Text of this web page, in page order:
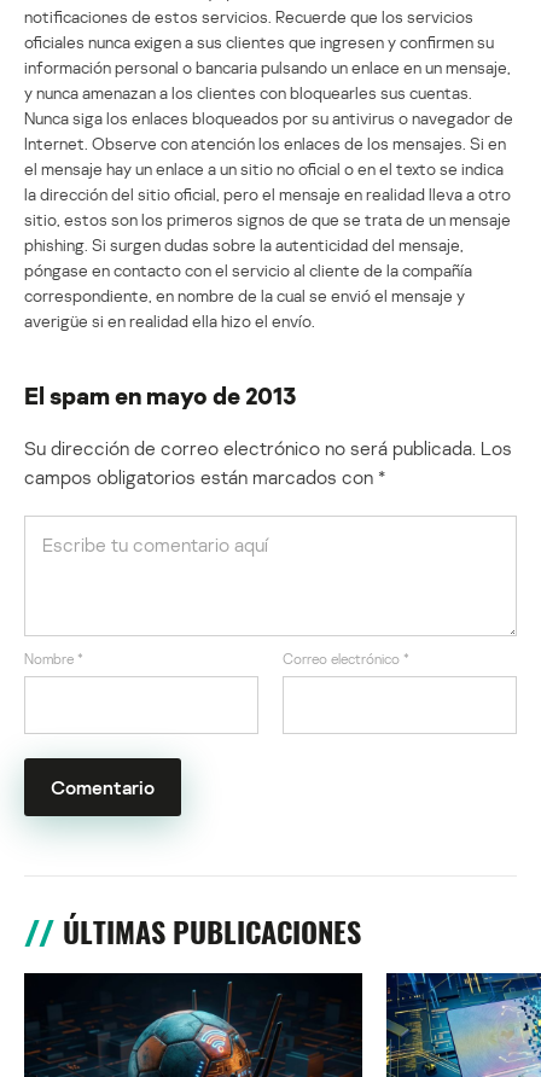
notificaciones de estos servicios. Recuerde que los servicios
oficiales nunca exigen a sus clientes que ingresen y confirmen su
información personal o bancaria pulsando un enlace en un mensaje,
y nunca amenazan a los clientes con bloquearles sus cuentas.
Nunca siga los enlaces bloqueados por su antivirus o navegador de
Internet. Observe con atención los enlaces de los mensajes. Si en
el mensaje hay un enlace a un sitio no oficial o en el texto se indica
la dirección del sitio oficial, pero el mensaje en realidad lleva a otro
sitio, estos son los primeros signos de que se trata de un mensaje
phishing. Si surgen dudas sobre la autenticidad del mensaje,
póngase en contacto con el servicio al cliente de la compañía
correspondiente, en nombre de la cual se envió el mensaje y
averigüe si en realidad ella hizo el envío.
El spam en mayo de 2013
Su dirección de correo electrónico no será publicada. Los
campos obligatorios están marcados con *
Nombre * Correo electrónico *
ÚLTIMAS PUBLICACIONES